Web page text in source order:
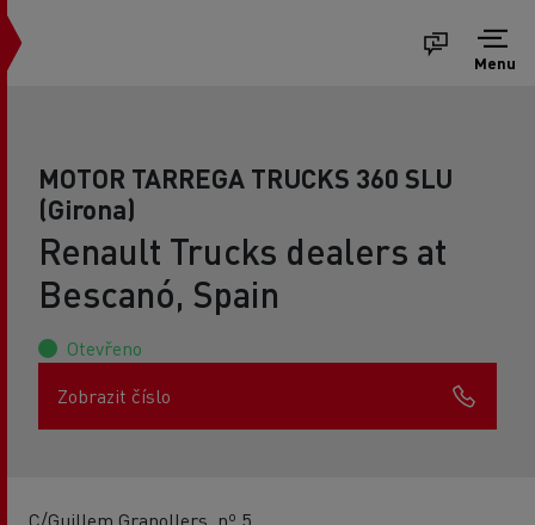
Menu
MOTOR TARREGA TRUCKS 360 SLU
(Girona)
Renault Trucks dealers at
Bescanó, Spain
Otevřeno
Zobrazit číslo
C/Guillem Granollers, nº 5